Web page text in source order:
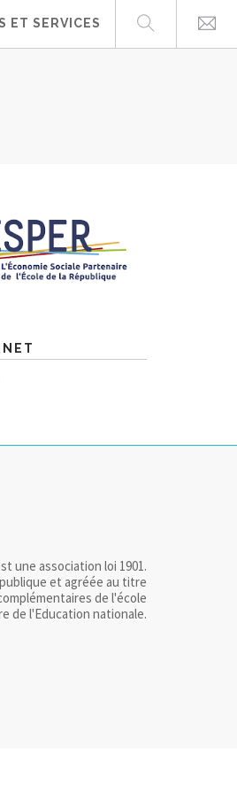
ET SERVICES
une association loi 1901.
et agréée au titre
de l'école
de l'Education nationale.